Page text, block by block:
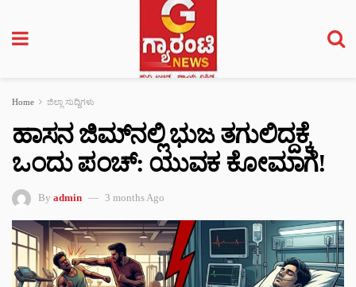
Home ಜಿಲ್ಲಾ ಸುದ್ದಿಗಳು
ಹಾಸನ ಜಿಮ್‌ನಲ್ಲಿ ಭುಜ ತಗುಲಿದ್ದಕ್ಕೆ
ಒಂದು ಪಂಚ್‌: ಯುವಕ ಕೋಮಾಗೆ!
By admin 3 months Ago